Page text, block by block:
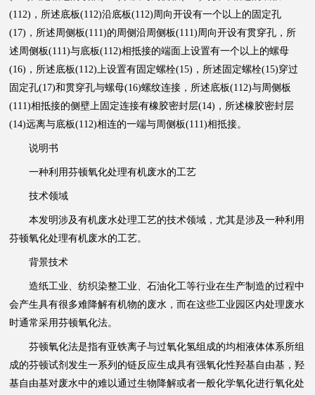
(112)，所述底板(112)沿底板(112)周向开设有一个以上的固定孔
(17)，所述周侧板(111)的周侧沿周侧板(111)周向开设有贯穿孔，所
述周侧板(111)与底板(112)相抵接的端面上设置有一个以上的螺母
(16)，所述底板(112)上设置有固定螺栓(15)，所述固定螺栓(15)穿过
固定孔(17)和贯穿孔与螺母(16)螺纹连接，所述底板(112)与周侧板
(111)相抵接的侧壁上固定连接有橡胶密封层(14)，所述橡胶密封层
(14)远离与底板(112)相连的一端与周侧板(111)相抵接。
说明书
一种利用芬顿氧化处理有机废水的工艺
技术领域
本发明涉及有机废水处理工艺的技术领域，尤其是涉及一种利用
芬顿氧化处理有机废水的工艺。
背景技术
造纸工业、纺织染整工业、石油化工等行业在生产制造的过程中
会产生具有很多难降解有机物的废水，而在这些工业园区内处理废水
时通常采用芬顿氧化法。
芬顿氧化法是指有亚铁离子与过氧化氢组成的均相液体体系所组
成的芬顿试剂发生一系列的链反应生成具有强氧化性羟基自由基，羟
基自由基对废水中的难以通过生物降解或者一般化学氧化进行氧化处